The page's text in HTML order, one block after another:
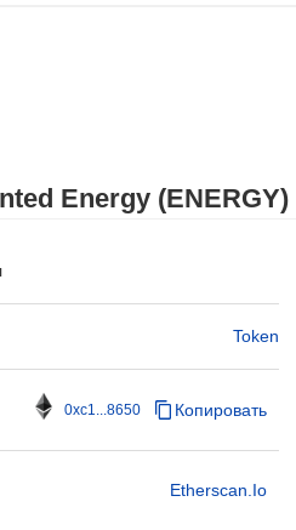
Energy (ENERGY)
Token
0xc1...8650 Копировать
Etherscan.io